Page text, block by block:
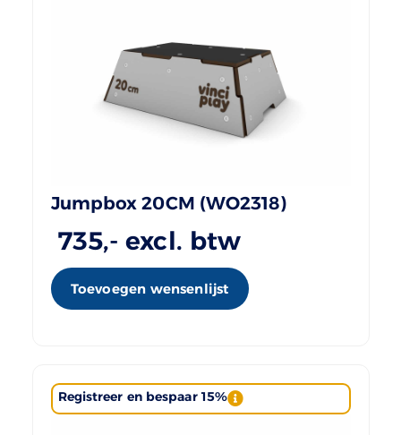
Jumpbox 20CM (WO2318)
735,- excl. btw
Toevoegen wensenlijst
Registreer en bespaar 15%